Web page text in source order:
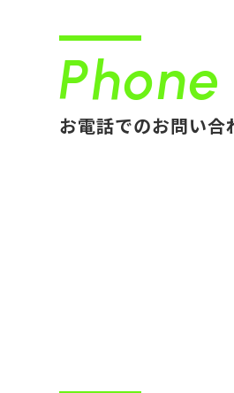
Phone
お電話でのお問い合